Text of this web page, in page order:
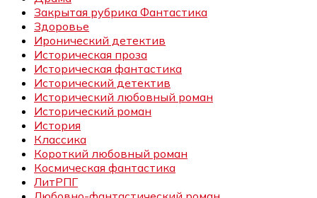
Закрытая рубрика Фантастика
Здоровье
Иронический детектив
Историческая проза
Историческая фантастика
Исторический детектив
Исторический любовный роман
Исторический роман
История
Классика
Короткий любовный роман
Космическая фантастика
ЛитРПГ